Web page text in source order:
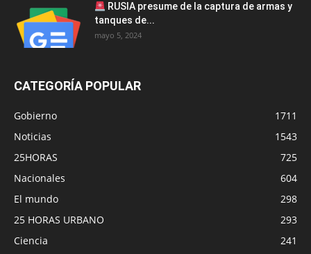
RUSIA presume de la captura de armas y
tanques de...
mayo 5, 2024
CATEGORÍA POPULAR
Gobierno
1711
Noticias
1543
25HORAS
725
Nacionales
604
El mundo
298
25 HORAS URBANO
293
Ciencia
241